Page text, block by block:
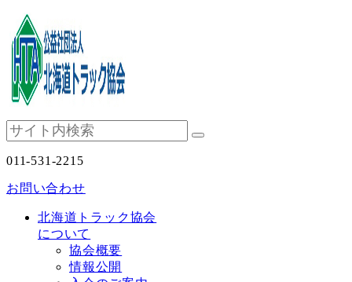
011-531-2215
お問い合わせ
北海道トラック協会
について
協会概要
情報公開